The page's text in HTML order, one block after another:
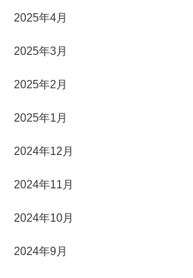
2025年4月
2025年3月
2025年2月
2025年1月
2024年12月
2024年11月
2024年10月
2024年9月